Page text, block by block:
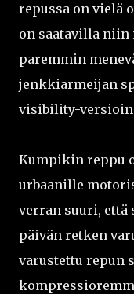
repussa on vielä
on saatavilla niin
paremmin
jenkkiarmeijan
visibility-
Kumpikin reppu
urbaanille
verran suuri, että
päivän retken
varustettu repun